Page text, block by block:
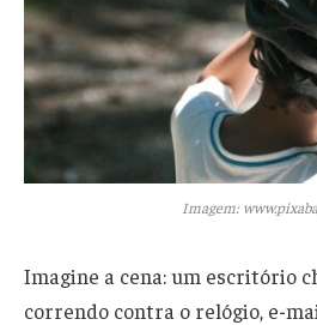
Imagem:
Imagine a cena: um escritório
correndo contra o relógio, e-